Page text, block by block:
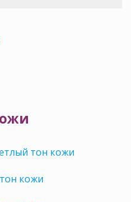
тон кожи
кожи